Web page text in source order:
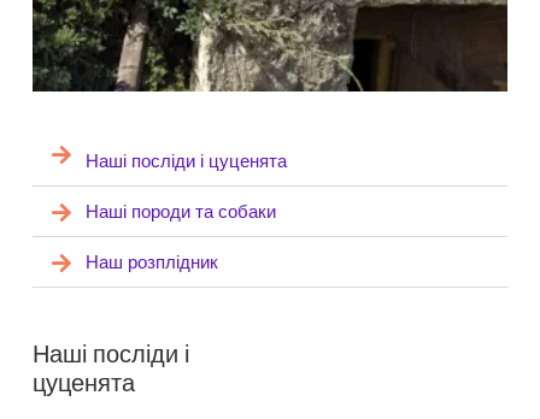
Наші посліди і цуценята
Наші породи та собаки
Наш розплідник
Наші посліди і
цуценята